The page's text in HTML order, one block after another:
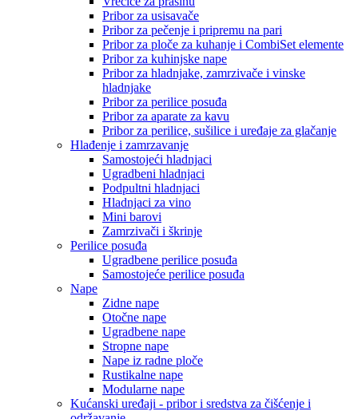
Pribor za usisavače
Pribor za pečenje i pripremu na pari
Pribor za ploče za kuhanje i CombiSet elemente
Pribor za kuhinjske nape
Pribor za hladnjake, zamrzivače i vinske
hladnjake
Pribor za perilice posuđa
Pribor za aparate za kavu
Pribor za perilice, sušilice i uređaje za glačanje
Hlađenje i zamrzavanje
Samostojeći hladnjaci
Ugradbeni hladnjaci
Podpultni hladnjaci
Hladnjaci za vino
Mini barovi
Zamrzivači i škrinje
Perilice posuđa
Ugradbene perilice posuđa
Samostojeće perilice posuđa
Nape
Zidne nape
Otočne nape
Ugradbene nape
Stropne nape
Nape iz radne ploče
Rustikalne nape
Modularne nape
Kućanski uređaji - pribor i sredstva za čišćenje i